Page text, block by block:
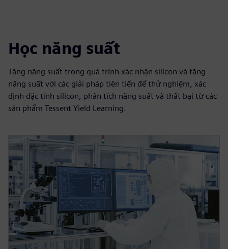
Học năng suất
Tăng năng suất trong quá trình xác nhận silicon và tăng
năng suất với các giải pháp tiên tiến để thử nghiệm, xác
định đặc tính silicon, phân tích năng suất và thất bại từ các
sản phẩm Tessent Yield Learning.